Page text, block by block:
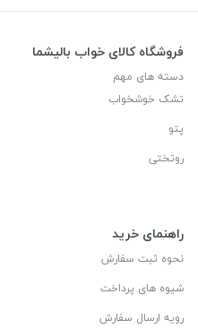
فروشگاه کالای خواب بالیشما
دسته های مهم
تشک خوشخواب
پتو
روتختی
راهنمای خرید
نحوه ثبت سفارش
شیوه های پرداخت
رویه ارسال سفارش